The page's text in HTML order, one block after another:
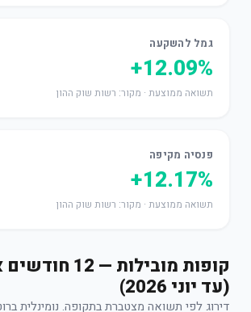
גמל להשקעה
+12.09%
תשואה ממוצעת · מקור: רשות שוק ההון
פנסיה מקיפה
+12.17%
תשואה ממוצעת · מקור: רשות שוק ההון
קופות מובילות —
(עד יוני 2026)
דירוג לפי תשואה מצטברת בתקופה. נומינלית